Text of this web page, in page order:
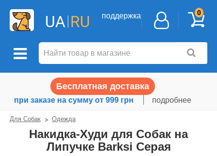
UA RU поддержка 0
Бесплатная доставка
при заказе на сумму от 999 грн подробнее
Для Собак Одежда
Накидка-Худи для Собак на
Липучке Barksi Серая